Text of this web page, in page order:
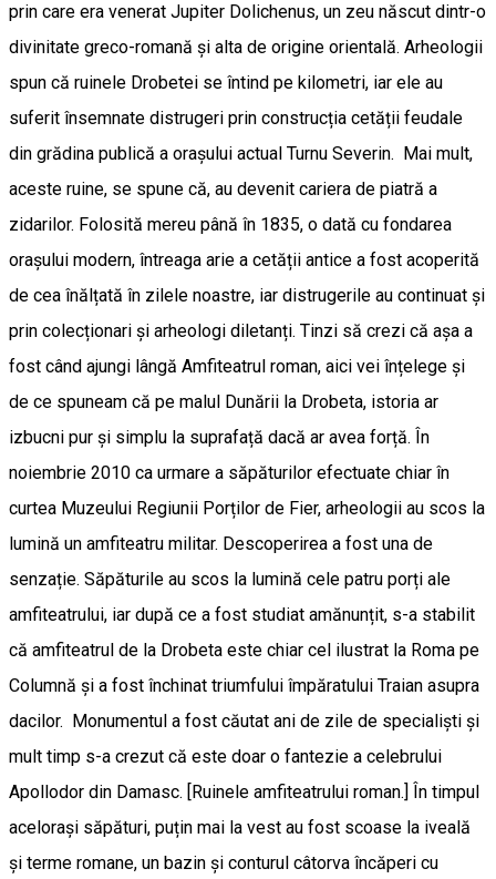
prin care era venerat Jupiter Dolichenus, un zeu născut dintr-o
divinitate greco-romană și alta de origine orientală. Arheologii
spun că ruinele Drobetei se întind pe kilometri, iar ele au
suferit însemnate distrugeri prin construcția cetății feudale
din grădina publică a orașului actual Turnu Severin. Mai mult,
aceste ruine, se spune că, au devenit cariera de piatră a
zidarilor. Folosită mereu până în 1835, o dată cu fondarea
orașului modern, întreaga arie a cetății antice a fost acoperită
de cea înălțată în zilele noastre, iar distrugerile au continuat și
prin colecționari și arheologi diletanți. Tinzi să crezi că așa a
fost când ajungi lângă Amfiteatrul roman, aici vei înțelege și
de ce spuneam că pe malul Dunării la Drobeta, istoria ar
izbucni pur și simplu la suprafață dacă ar avea forță. În
noiembrie 2010 ca urmare a săpăturilor efectuate chiar în
curtea Muzeului Regiunii Porților de Fier, arheologii au scos la
lumină un amfiteatru militar. Descoperirea a fost una de
senzație. Săpăturile au scos la lumină cele patru porți ale
amfiteatrului, iar după ce a fost studiat amănunțit, s-a stabilit
că amfiteatrul de la Drobeta este chiar cel ilustrat la Roma pe
Columnă și a fost închinat triumfului împăratului Traian asupra
dacilor. Monumentul a fost căutat ani de zile de specialiști și
mult timp s-a crezut că este doar o fantezie a celebrului
Apollodor din Damasc. [Ruinele amfiteatrului roman.] În timpul
acelorași săpături, puțin mai la vest au fost scoase la iveală
și terme romane, un bazin și conturul câtorva încăperi cu